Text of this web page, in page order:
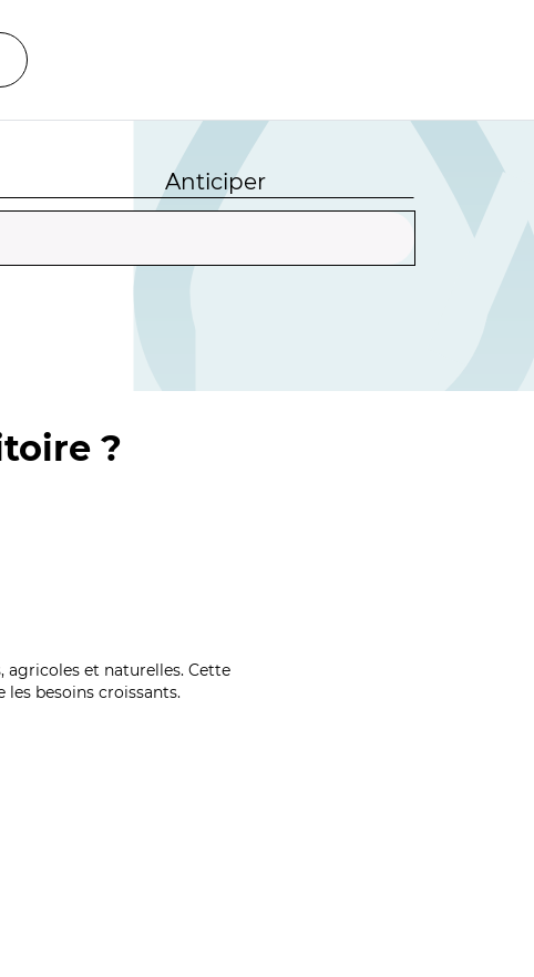
Anticiper
?
agricoles et naturelles. Cette
besoins croissants.